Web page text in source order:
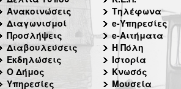
Ανακοινώσεις
Διαγωνισμοί
Προσλήψεις
Διαβουλεύσεις
Εκδηλώσεις
Ο Δήμος
Υπηρεσίες
Τηλέφωνα
e-Υπηρεσίες
e-Αιτήματα
Η Πόλη
Ιστορία
Κνωσός
Μουσεία